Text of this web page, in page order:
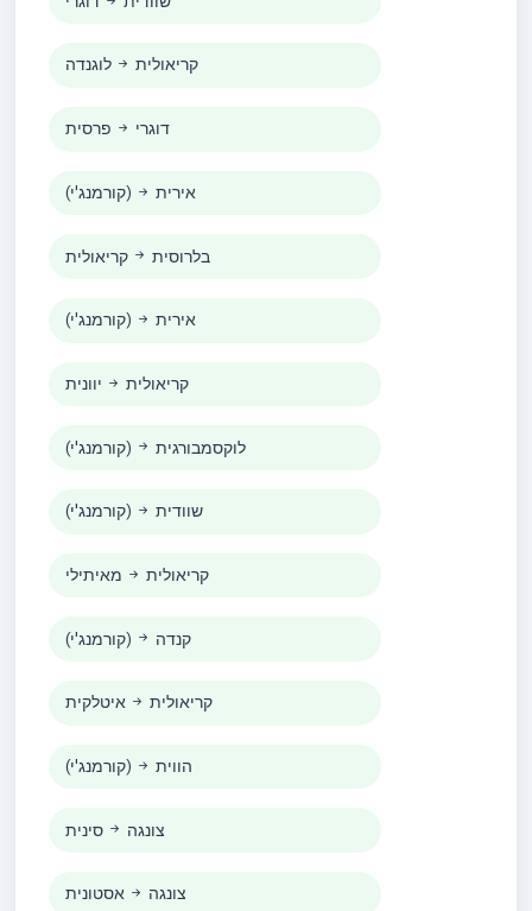
קריאולית לוגנדה
דוגרי פרסית
אירית (קורמנג'י)
בלרוסית קריאולית
(קורמנג'י) אירית
קריאולית יוונית
(קורמנג'י) לוקסמבורגית
שוודית (קורמנג'י)
קריאולית מאיתילי
קנדה (קורמנג'י)
קריאולית איטלקית
(קורמנג'י) הווית
צונגה סינית
צונגה אסטונית